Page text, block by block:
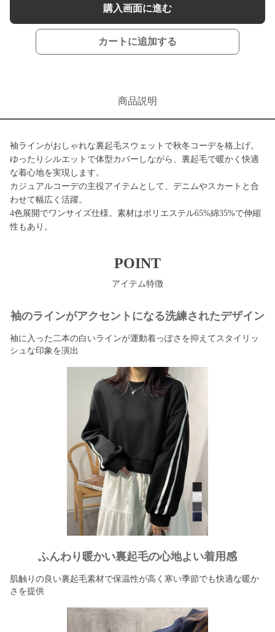
購入画面に進む
カートに追加する
商品説明
袖ラインがおしゃれな裏起毛スウェットで秋冬コーデを格上げ。
ゆったりシルエットで体型カバーしながら、裏起毛で暖かく快適
な着心地を実現します。
カジュアルコーデの主役アイテムとして、デニムやスカートと合
わせて幅広く活躍。
4色展開でワンサイズ仕様。素材はポリエステル65%綿35%で伸縮
性もあり。
POINT
アイテム特徴
袖のラインがアクセントになる洗練されたデザイン
袖に入った二本の白いラインが運動着っぽさを抑えてスタイリッ
シュな印象を演出
ふんわり暖かい裏起毛の心地よい着用感
肌触りの良い裏起毛素材で保温性が高く寒い季節でも快適な暖か
さを提供